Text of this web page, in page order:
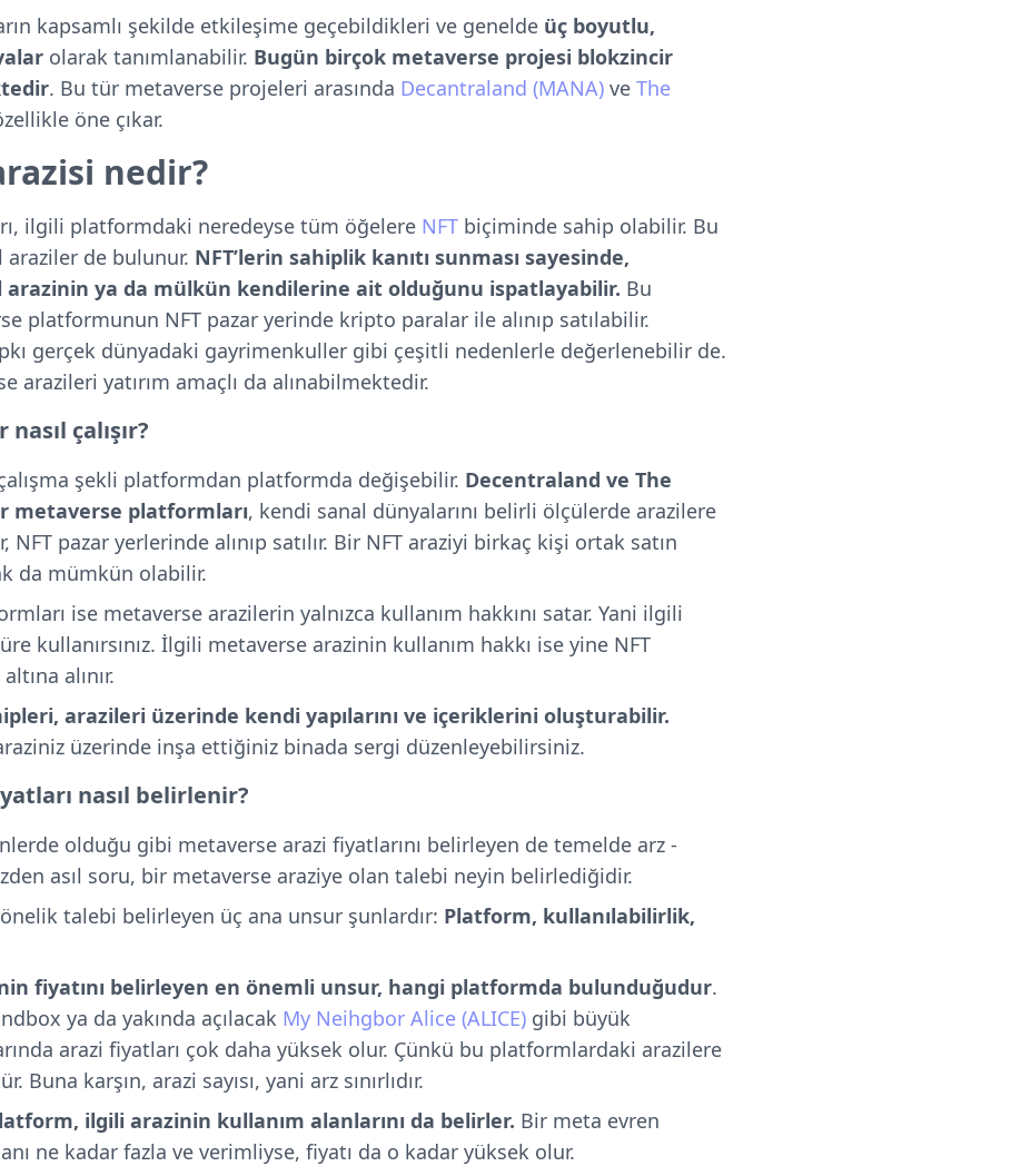
kapsamlı şekilde etkileşime geçebildikleri ve genelde üç boyutlu,
olarak tanımlanabilir. Bugün birçok metaverse projesi blokzincir
. Bu tür metaverse projeleri arasında Decantraland (MANA) ve The
öne çıkar.
nedir?
ilgili platformdaki neredeyse tüm öğelere NFT biçiminde sahip olabilir. Bu
araziler de bulunur. NFT’lerin sahiplik kanıtı sunması sayesinde,
arazinin ya da mülkün kendilerine ait olduğunu ispatlayabilir. Bu
platformunun NFT pazar yerinde kripto paralar ile alınıp satılabilir.
gerçek dünyadaki gayrimenkuller gibi çeşitli nedenlerle değerlenebilir de.
arazileri yatırım amaçlı da alınabilmektedir.
çalışır?
şekli platformdan platformda değişebilir. Decentraland ve The
metaverse platformları, kendi sanal dünyalarını belirli ölçülerde arazilere
NFT pazar yerlerinde alınıp satılır. Bir NFT araziyi birkaç kişi ortak satın
da mümkün olabilir.
ise metaverse arazilerin yalnızca kullanım hakkını satar. Yani ilgili
kullanırsınız. İlgili metaverse arazinin kullanım hakkı ise yine NFT
alınır.
arazileri üzerinde kendi yapılarını ve içeriklerini oluşturabilir.
üzerinde inşa ettiğiniz binada sergi düzenleyebilirsiniz.
nasıl belirlenir?
olduğu gibi metaverse arazi fiyatlarını belirleyen de temelde arz -
asıl soru, bir metaverse araziye olan talebi neyin belirlediğidir.
talebi belirleyen üç ana unsur şunlardır: Platform, kullanılabilirlik,
fiyatını belirleyen en önemli unsur, hangi platformda bulunduğudur.
ya da yakında açılacak My Neihgbor Alice (ALICE) gibi büyük
arazi fiyatları çok daha yüksek olur. Çünkü bu platformlardaki arazilere
Buna karşın, arazi sayısı, yani arz sınırlıdır.
ilgili arazinin kullanım alanlarını da belirler. Bir meta evren
ne kadar fazla ve verimliyse, fiyatı da o kadar yüksek olur.